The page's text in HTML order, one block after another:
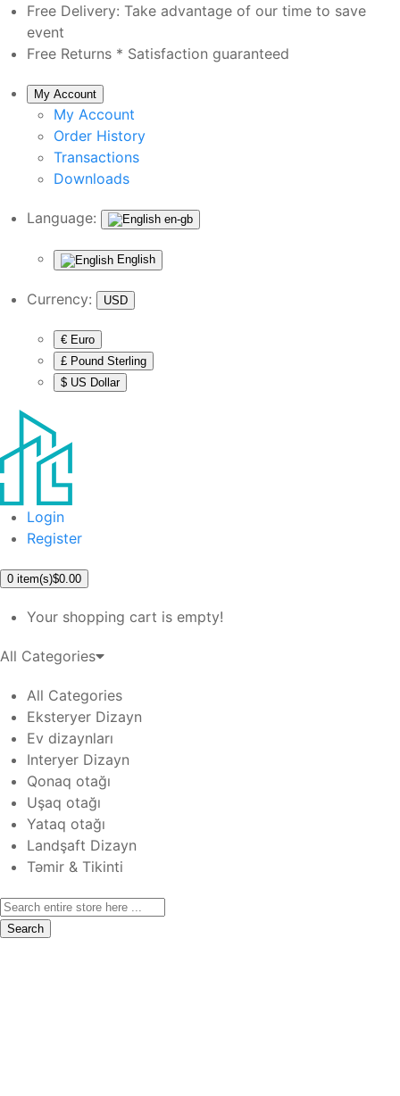
Free Delivery: Take advantage of our time to save
event
Free Returns * Satisfaction guaranteed
My Account
My Account
Order History
Transactions
Downloads
Language: en-gb
English
Currency: USD
€ Euro
£ Pound Sterling
$ US Dollar
Login
Register
0 item(s)$0.00
Your shopping cart is empty!
All Categories
All Categories
Eksteryer Dizayn
Ev dizaynları
Interyer Dizayn
Qonaq otağı
Uşaq otağı
Yataq otağı
Landşaft Dizayn
Təmir & Tikinti
Search